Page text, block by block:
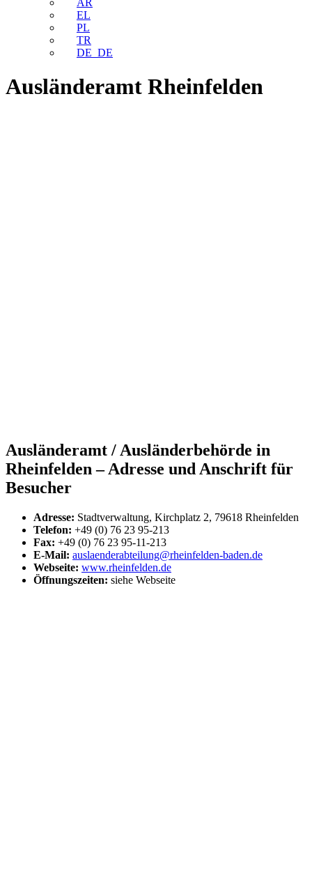
AR
EL
PL
TR
DE_DE
Ausländeramt Rheinfelden
Ausländeramt / Ausländerbehörde in
Rheinfelden – Adresse und Anschrift für
Besucher
Adresse: Stadtverwaltung, Kirchplatz 2, 79618 Rheinfelden
Telefon: +49 (0) 76 23 95-213
Fax: +49 (0) 76 23 95-11-213
E-Mail: auslaenderabteilung@rheinfelden-baden.de
Webseite: www.rheinfelden.de
Öffnungszeiten: siehe Webseite